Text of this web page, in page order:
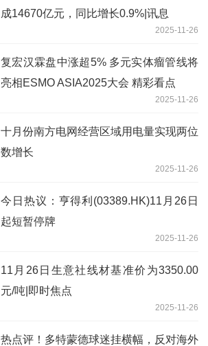
成14670亿元，同比增长0.9%|讯息
2025-11-26
复宏汉霖盘中涨超5% 多元实体瘤管线将
亮相ESMO ASIA2025大会 精彩看点
2025-11-26
十月份南方电网经营区域用电量实现两位
数增长
2025-11-26
今日热议：亨得利(03389.HK)11月26日
起短暂停牌
2025-11-26
11月26日生意社线材基准价为3350.00
元/吨|即时焦点
2025-11-26
热点评！多特蒙德球迷挂横幅，反对海外